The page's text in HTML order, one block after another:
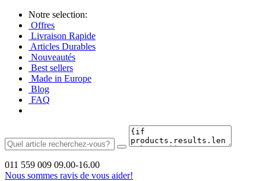
Notre selection:
Offres
Livraison Rapide
Articles Durables
Nouveautés
Best sellers
Made in Europe
Blog
FAQ
011 559 009 09.00-16.00
Nous sommes ravis de vous aider!